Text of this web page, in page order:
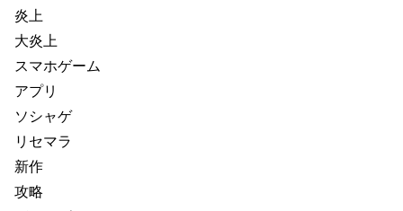
炎上
大炎上
スマホゲーム
アプリ
ソシャゲ
リセマラ
新作
攻略